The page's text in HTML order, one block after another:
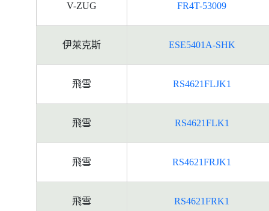
V-ZUG FR4T-53009
伊萊克斯 ESE5401A-SHK
飛雪 RS4621FLJK1
飛雪 RS4621FLK1
飛雪 RS4621FRJK1
飛雪 RS4621FRK1